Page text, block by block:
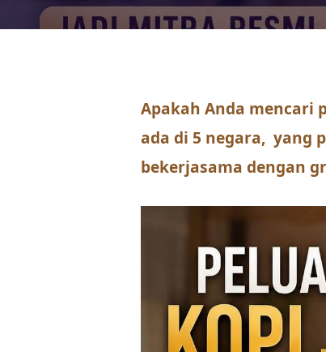
Apakah Anda mencari
ada di 5 negara, yang
bekerjasama dengan